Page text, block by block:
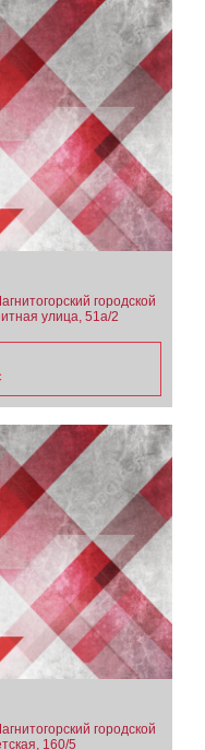
городской
улица, 51а/2
городской
160/5